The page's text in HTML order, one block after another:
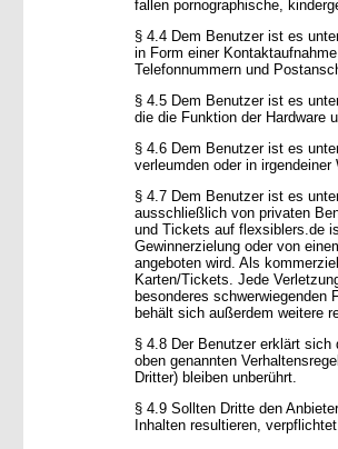
fallen pornographische,
§ 4.4 Dem Benutzer ist es
in Form einer
Telefonnummern und
§ 4.5 Dem Benutzer ist es
die die Funktion der Hardware
§ 4.6 Dem Benutzer ist es
verleumden oder in
§ 4.7 Dem Benutzer ist es
ausschließlich von privaten
und Tickets auf flexsiblers.de
Gewinnerzielung oder von
angeboten wird. Als
Karten/Tickets. Jede
besonderes
behält sich außerdem weitere
§ 4.8 Der Benutzer erklärt sich
oben genannten
Dritter) bleiben unberührt.
§ 4.9 Sollten Dritte den
Inhalten resultieren,